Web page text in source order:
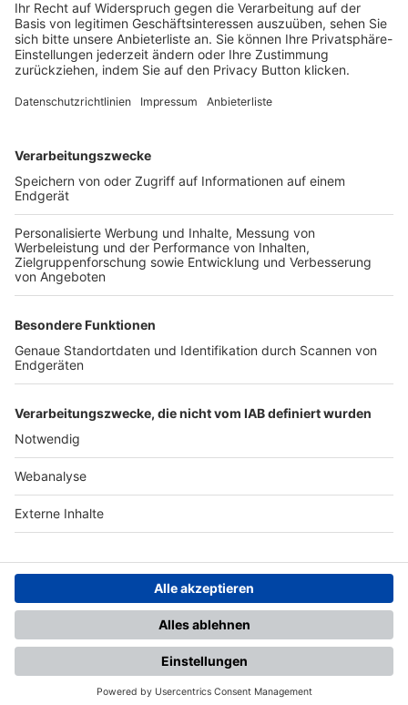
Login SpielPlus
FOLGE DEM BFV
TOP-VEREINE
TOP-PARTNER
Nutzungsbedingungen Datenschutz Impressum